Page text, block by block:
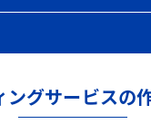
ングサービスの